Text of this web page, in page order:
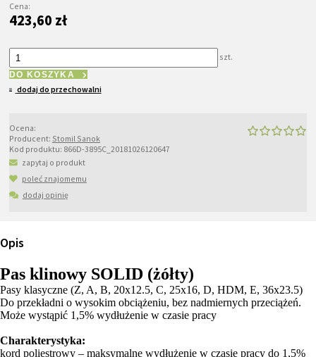
Cena:
423,60 zł
szt.
DO KOSZYKA
dodaj do przechowalni
Ocena:
Producent: Stomil Sanok
Kod produktu: 866D-3895C_20181026120647
zapytaj o produkt
poleć znajomemu
dodaj opinię
Opis
Pas klinowy SOLID (żółty)
Pasy klasyczne (Z, A, B, 20x12.5, C, 25x16, D, HDM, E, 36x23.5)
Do przekładni o wysokim obciążeniu, bez nadmiernych przeciążeń.
Może wystąpić 1,5% wydłużenie w czasie pracy
Charakterystyka:
kord poliestrowy – maksymalne wydłużenie w czasie pracy do 1,5%